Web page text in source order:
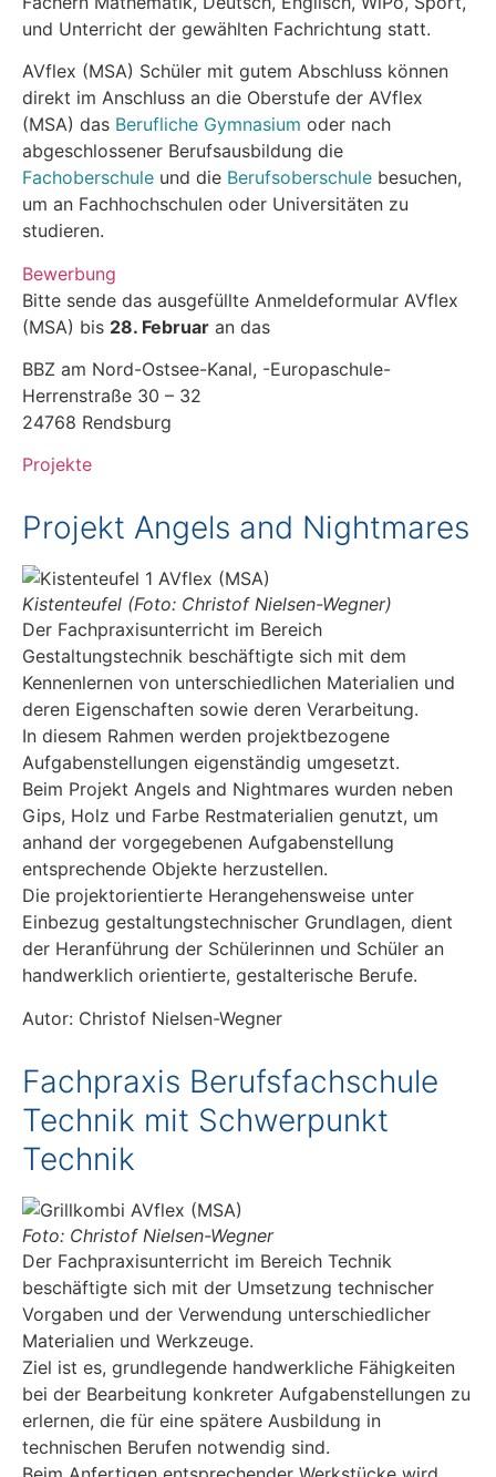
und Unterricht der gewählten Fachrichtung statt.
AVflex (MSA) Schüler mit gutem Abschluss können
direkt im Anschluss an die Oberstufe der AVflex
(MSA) das Berufliche Gymnasium oder nach
abgeschlossener Berufsausbildung die
Fachoberschule und die Berufsoberschule besuchen,
um an Fachhochschulen oder Universitäten zu
studieren.
Bewerbung
Bitte sende das ausgefüllte Anmeldeformular AVflex
(MSA) bis 28. Februar an das
BBZ am Nord-Ostsee-Kanal, -Europaschule-
Herrenstraße 30 – 32
24768 Rendsburg
Projekte
Projekt Angels and Nightmares
Kistenteufel (Foto: Christof Nielsen-Wegner)
Der Fachpraxisunterricht im Bereich
Gestaltungstechnik beschäftigte sich mit dem
Kennenlernen von unterschiedlichen Materialien und
deren Eigenschaften sowie deren Verarbeitung.
In diesem Rahmen werden projektbezogene
Aufgabenstellungen eigenständig umgesetzt.
Beim Projekt Angels and Nightmares wurden neben
Gips, Holz und Farbe Restmaterialien genutzt, um
anhand der vorgegebenen Aufgabenstellung
entsprechende Objekte herzustellen.
Die projektorientierte Herangehensweise unter
Einbezug gestaltungstechnischer Grundlagen, dient
der Heranführung der Schülerinnen und Schüler an
handwerklich orientierte, gestalterische Berufe.
Autor: Christof Nielsen-Wegner
Fachpraxis Berufsfachschule
Technik mit Schwerpunkt
Technik
Foto: Christof Nielsen-Wegner
Der Fachpraxisunterricht im Bereich Technik
beschäftigte sich mit der Umsetzung technischer
Vorgaben und der Verwendung unterschiedlicher
Materialien und Werkzeuge.
Ziel ist es, grundlegende handwerkliche Fähigkeiten
bei der Bearbeitung konkreter Aufgabenstellungen zu
erlernen, die für eine spätere Ausbildung in
technischen Berufen notwendig sind.